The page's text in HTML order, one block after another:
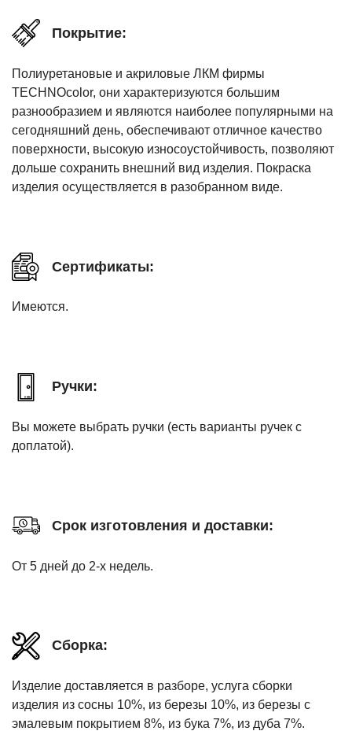
Покрытие:
Полиуретановые и акриловые ЛКМ фирмы
TECHNOcolor, они характеризуются большим
разнообразием и являются наиболее популярными на
сегодняшний день, обеспечивают отличное качество
поверхности, высокую износоустойчивость, позволяют
дольше сохранить внешний вид изделия. Покраска
изделия осуществляется в разобранном виде.
Сертификаты:
Имеются.
Ручки:
Вы можете выбрать ручки (есть варианты ручек с
доплатой).
Срок изготовления и доставки:
От 5 дней до 2-х недель.
Сборка:
Изделие доставляется в разборе, услуга сборки
изделия из сосны 10%, из березы 10%, из березы с
эмалевым покрытием 8%, из бука 7%, из дуба 7%.